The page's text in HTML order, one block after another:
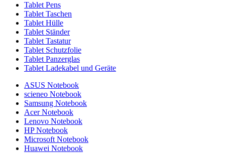
Tablet Pens
Tablet Taschen
Tablet Hülle
Tablet Ständer
Tablet Tastatur
Tablet Schutzfolie
Tablet Panzerglas
Tablet Ladekabel und Geräte
ASUS Notebook
scieneo Notebook
Samsung Notebook
Acer Notebook
Lenovo Notebook
HP Notebook
Microsoft Notebook
Huawei Notebook